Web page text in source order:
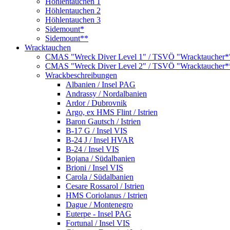
Höhlentauchen 2
Höhlentauchen 3
Sidemount*
Sidemount**
Wracktauchen
CMAS "Wreck Diver Level 1" / TSVÖ
CMAS "Wreck Diver Level 2" / TSVÖ
Wrackbeschreibungen
Albanien / Insel PAG
Andrassy / Nordalbanien
Ardor / Dubrovnik
Argo, ex HMS Flint / Istrien
Baron Gautsch / Istrien
B-17 G / Insel VIS
B-24 J / Insel HVAR
B-24 / Insel VIS
Bojana / Südalbanien
Brioni / Insel VIS
Carola / Südalbanien
Cesare Rossarol / Istrien
HMS Coriolanus / Istrien
Dague / Montenegro
Euterpe - Insel PAG
Fortunal / Insel VIS